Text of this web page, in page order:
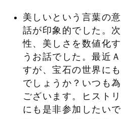
美しいという言葉の
話が印象的でした。
性、美しさを数値化
うお話でした。最近
すが、宝石の世界に
でしょうか？いつも
ございます。ヒスト
にも是非参加したいで